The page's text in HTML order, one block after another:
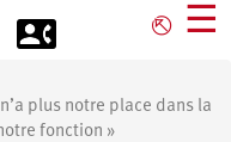
⎋ ☰
plus notre place dans la
fonction »